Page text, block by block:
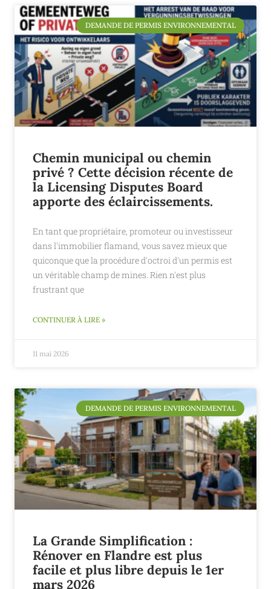
DEMANDE DE PERMIS ENVIRONNEMENTAL
Chemin municipal ou chemin
privé ? Cette décision récente de
la Licensing Disputes Board
apporte des éclaircissements.
En tant que propriétaire, promoteur ou investisseur
dans l'immobilier flamand, vous savez mieux que
quiconque que la procédure d'octroi d'un permis est
un véritable champ de mines. Rien n'est plus
frustrant que
CONTINUER À LIRE »
11 mai 2026
DEMANDE DE PERMIS ENVIRONNEMENTAL
La Grande Simplification :
Rénover en Flandre est plus
facile et plus libre depuis le 1er
mars 2026